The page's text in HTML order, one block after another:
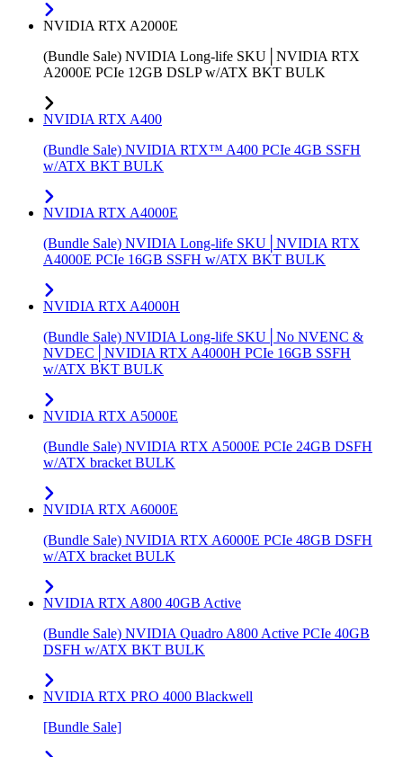
NVIDIA RTX A2000E
(Bundle Sale) NVIDIA Long-life SKU│NVIDIA RTX
A2000E PCIe 12GB DSLP w/ATX BKT BULK
NVIDIA RTX A400
(Bundle Sale) NVIDIA RTX™ A400 PCIe 4GB SSFH
w/ATX BKT BULK
NVIDIA RTX A4000E
(Bundle Sale) NVIDIA Long-life SKU│NVIDIA RTX
A4000E PCIe 16GB SSFH w/ATX BKT BULK
NVIDIA RTX A4000H
(Bundle Sale) NVIDIA Long-life SKU│No NVENC &
NVDEC│NVIDIA RTX A4000H PCIe 16GB SSFH
w/ATX BKT BULK
NVIDIA RTX A5000E
(Bundle Sale) NVIDIA RTX A5000E PCIe 24GB DSFH
w/ATX bracket BULK
NVIDIA RTX A6000E
(Bundle Sale) NVIDIA RTX A6000E PCIe 48GB DSFH
w/ATX bracket BULK
NVIDIA RTX A800 40GB Active
(Bundle Sale) NVIDIA Quadro A800 Active PCIe 40GB
DSFH w/ATX BKT BULK
NVIDIA RTX PRO 4000 Blackwell
[Bundle Sale]